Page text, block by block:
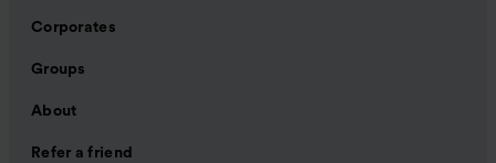
Corporates
Groups
About
Refer a friend